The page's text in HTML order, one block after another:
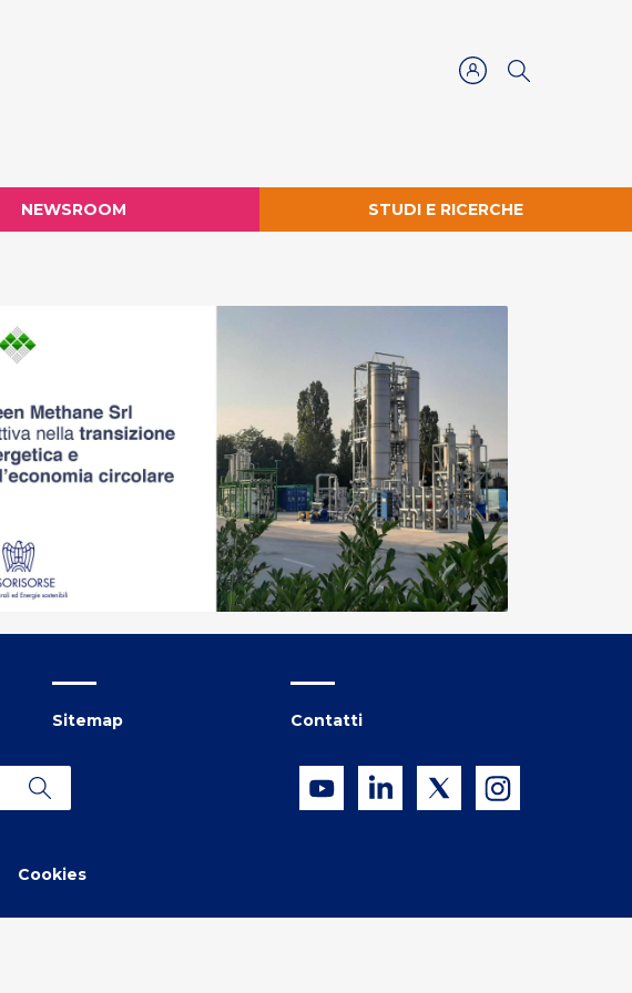
NEWSROOM STUDI E RICERCHE
Sitemap Contatti
Cookies